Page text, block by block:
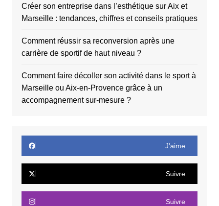
Créer son entreprise dans l’esthétique sur Aix et
Marseille : tendances, chiffres et conseils pratiques
Comment réussir sa reconversion après une
carrière de sportif de haut niveau ?
Comment faire décoller son activité dans le sport à
Marseille ou Aix-en-Provence grâce à un
accompagnement sur-mesure ?
J’aime
Suivre
Suivre